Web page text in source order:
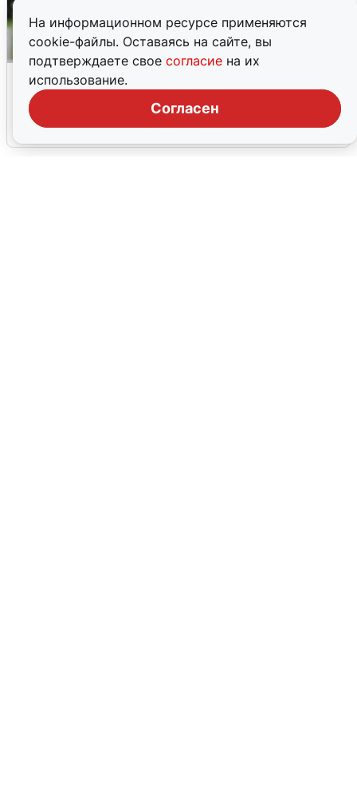
На информационном ресурсе применяются
cookie-файлы. Оставаясь на сайте, вы
подтверждаете свое согласие на их
использование.
Согласен
Волгоградцы остались без
мобильного интернета
6 августа 0